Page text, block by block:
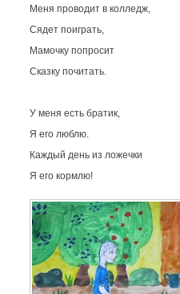
Меня проводит в колледж,
Сядет поиграть,
Мамочку попросит
Сказку почитать.
У меня есть братик,
Я его люблю.
Каждый день из ложечки
Я его кормлю!